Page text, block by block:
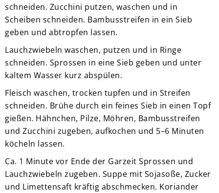
schneiden. Zucchini putzen, waschen und in
Scheiben schneiden. Bambusstreifen in ein Sieb
geben und abtropfen lassen.
Lauchzwiebeln waschen, putzen und in Ringe
schneiden. Sprossen in eine Sieb geben und unter
kaltem Wasser kurz abspülen.
Fleisch waschen, trocken tupfen und in Streifen
schneiden. Brühe durch ein feines Sieb in einen Topf
gießen. Hähnchen, Pilze, Möhren, Bambusstreifen
und Zucchini zugeben, aufkochen und 5–6 Minuten
köcheln lassen.
Ca. 1 Minute vor Ende der Garzeit Sprossen und
Lauchzwiebeln zugeben. Suppe mit Sojasoße, Zucker
und Limettensaft kräftig abschmecken. Koriander